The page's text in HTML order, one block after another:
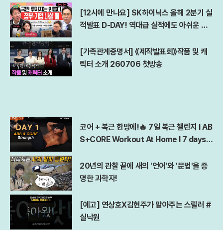
[12시에 만나요] SK하이닉스 올해 2분기 실
적발표 D-DAY! 역대급 실적에도 아쉬운 점
년 7월 29일 수요일
[가족관계증명서] 《제작발표회》작품 및 캐
릭터 소개 260706 첫방송
코어 + 복근 한방에!🔥 7일 복근 챌린지 l AB
S+CORE Workout At Home l 7 days A
20년의 관찰 끝에 새의 '언어'와 '문법'을 증
명한 과학자!
[예고] 연상호X김현주가 말아주는 스릴러 #
실낙원